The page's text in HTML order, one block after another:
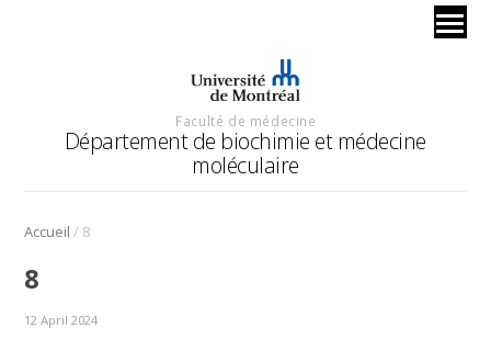
Faculté de médecine
Département de biochimie et médecine
moléculaire
Accueil / 8
8
12 April 2024